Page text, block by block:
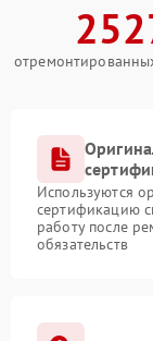
Используются
сертификацию
работу после
обязательств